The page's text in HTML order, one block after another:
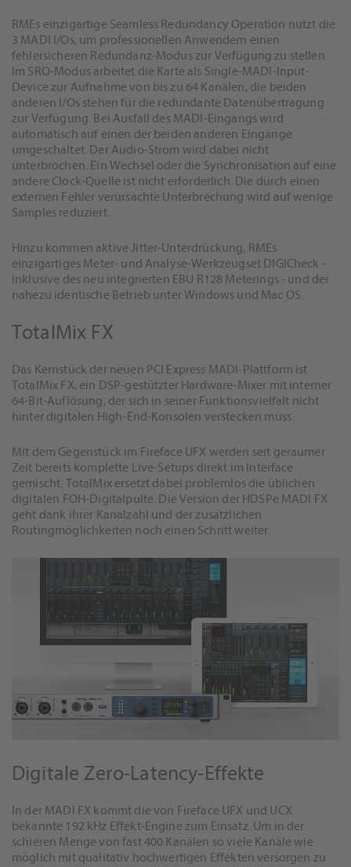
RMEs einzigartige Seamless Redundancy Operation nutzt die
3 MADI I/Os, um professionellen Anwendern einen
fehlersicheren Redundanz-Modus zur Verfügung zu stellen.
Im SRO-Modus arbeitet die Karte als Single-MADI-Input-
Device zur Aufnahme von bis zu 64 Kanälen, die beiden
anderen I/Os stehen für die redundante Datenübertragung
zur Verfügung. Bei Ausfall des MADI-Eingangs wird
automatisch auf einen der beiden anderen Eingänge
umgeschaltet. Der Audio-Strom wird dabei nicht
unterbrochen. Ein Wechsel oder die Synchronisation auf eine
andere Clock-Quelle ist nicht erforderlich. Die durch einen
externen Fehler verursachte Unterbrechung wird auf wenige
Samples reduziert.
Hinzu kommen aktive Jitter-Unterdrückung, RMEs
einzigartiges Meter- und Analyse-Werkzeugset DIGICheck -
inklusive des neu integrierten EBU R128 Meterings - und der
nahezu identische Betrieb unter Windows und Mac OS.
TotalMix FX
Das Kernstück der neuen PCI Express MADI-Plattform ist
TotalMix FX, ein DSP-gestützter Hardware-Mixer mit interner
64-Bit-Auflösung, der sich in seiner Funktionsvielfalt nicht
hinter digitalen High-End-Konsolen verstecken muss.
Mit dem Gegenstück im Fireface UFX werden seit geraumer
Zeit bereits komplette Live-Setups direkt im Interface
gemischt. TotalMix ersetzt dabei problemlos die üblichen
digitalen FOH-Digitalpulte. Die Version der HDSPe MADI FX
geht dank ihrer Kanalzahl und der zusätzlichen
Routingmöglichkeiten noch einen Schritt weiter.
Digitale Zero-Latency-Effekte
In der MADI FX kommt die von Fireface UFX und UCX
bekannte 192 kHz Effekt-Engine zum Einsatz. Um in der
schieren Menge von fast 400 Kanälen so viele Kanäle wie
möglich mit qualitativ hochwertigen Effekten versorgen zu